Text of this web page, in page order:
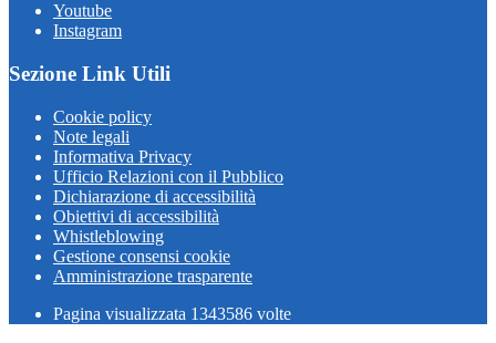
Youtube
Instagram
Sezione Link Utili
Cookie policy
Note legali
Informativa Privacy
Ufficio Relazioni con il Pubblico
Dichiarazione di accessibilità
Obiettivi di accessibilità
Whistleblowing
Gestione consensi cookie
Amministrazione trasparente
Pagina visualizzata 1343586 volte